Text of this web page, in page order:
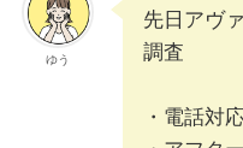
ゆう
先日アヴ
調査
・電話対